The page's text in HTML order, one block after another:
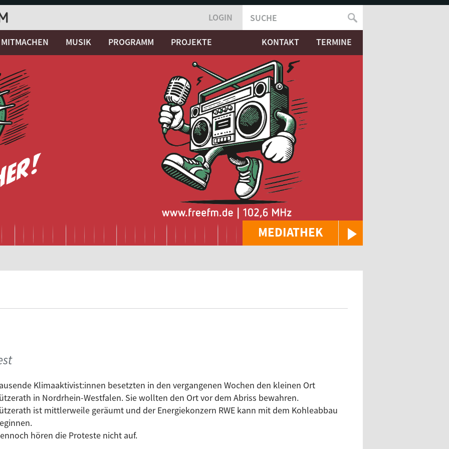
MEDIATHEK
LOGIN
SUCHFORMULAR
SUCHE
MITMACHEN MUSIK PROGRAMM PROJEKTE KONTAKT TERMINE
Klimaaktivist:innen besetzten in den vergangenen Wochen den kleinen Ort
in Nordrhein-Westfalen. Sie wollten den Ort vor dem Abriss bewahren.
ist mittlerweile geräumt und der Energiekonzern RWE kann mit dem Kohleabbau
hören die Proteste nicht auf.